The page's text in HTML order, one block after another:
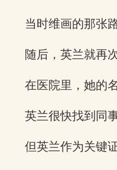
当时维画的那张
随后，英兰就再
在医院里，她的
英兰很快找到同
但英兰作为关键